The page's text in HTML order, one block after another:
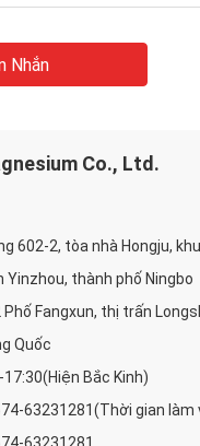
Nhắn
Co., Ltd.
602-2, tòa nhà Hongju,
Yinzhou, thành phố Ningbo
Phố Fangxun, thị trấn
Quốc
17:30(Hiện Bắc Kinh)
63231281(Thời gian làm